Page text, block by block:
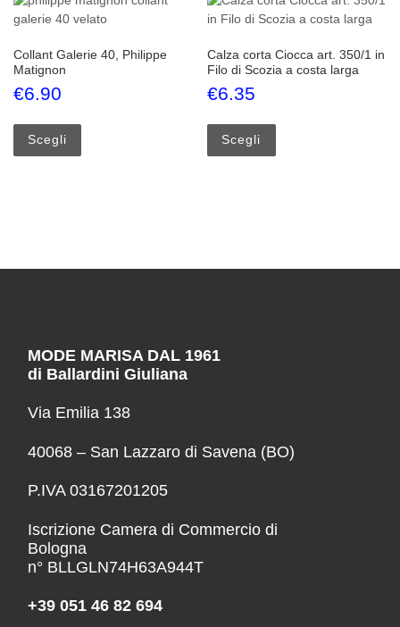
Collant Galerie 40, Philippe
Matignon
€6.90
Scegli
Calza corta Ciocca art. 350/1 in
Filo di Scozia a costa larga
€6.35
Scegli
MODE MARISA DAL 1961
di Ballardini Giuliana
Via Emilia 138
40068 – San Lazzaro di Savena (BO)
P.IVA 03167201205
Iscrizione Camera di Commercio di
Bologna
n° BLLGLN74H63A944T
+39 051 46 82 694